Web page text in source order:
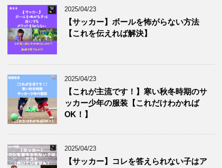
2025/04/23
【サッカー】ボールを怖がらない方法
【これを伝えれば解決】
2025/04/23
【これが主流です！】寒い秋冬時期のサ
ッカー少年の服装【これだけわかれば
OK！】
2025/04/23
【サッカー】コレを答えられない子はア